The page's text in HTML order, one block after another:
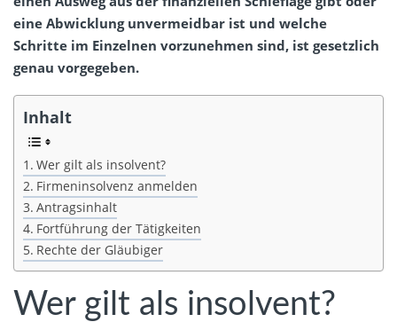
eine Abwicklung unvermeidbar ist und welche
Schritte im Einzelnen vorzunehmen sind, ist gesetzlich
genau vorgegeben.
Inhalt
Wer gilt als insolvent?
Firmeninsolvenz anmelden
Antragsinhalt
Fortführung der Tätigkeiten
Rechte der Gläubiger
Wer gilt als insolvent?